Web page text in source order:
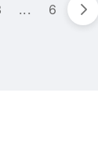
Просто
... 6